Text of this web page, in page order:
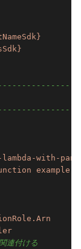
lambda-with-
example
付ける